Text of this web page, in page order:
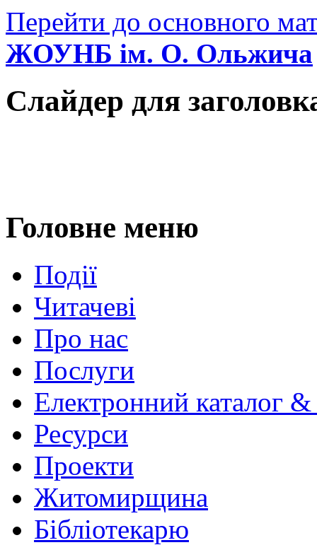
Перейти до основного
ЖОУНБ ім. О. Ольжича
Слайдер для
Головне меню
Події
Читачеві
Про нас
Послуги
Електронний каталог
Ресурси
Проекти
Житомирщина
Бібліотекарю